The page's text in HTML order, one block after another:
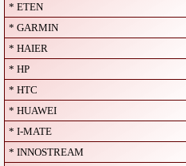
* ETEN
* GARMIN
* HAIER
* HP
* HTC
* HUAWEI
* I-MATE
* INNOSTREAM